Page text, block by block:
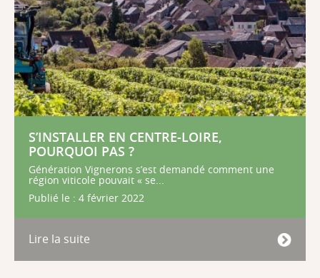
S’INSTALLER EN CENTRE-LOIRE,
POURQUOI PAS ?
Génération Vignerons s’est demandé comment une
région viticole pouvait « se...
Publié le : 4 février 2022
Lire la suite